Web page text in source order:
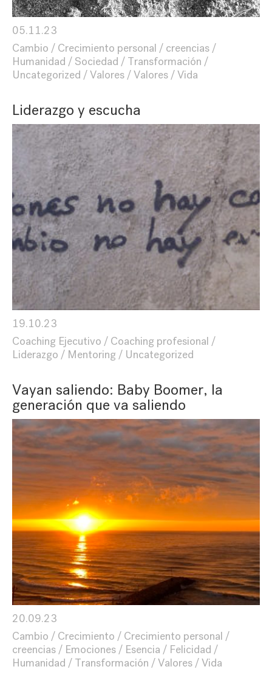
05.11.23
Cambio
Crecimiento personal
creencias
Humanidad
Sociedad
Transformación
Uncategorized
Valores Valores Vida
Liderazgo y escucha
19.10.23
Coaching Ejecutivo
Coaching profesional
Liderazgo
Mentoring Uncategorized
Vayan saliendo: Baby Boomer, la
generación que va saliendo
20.09.23
Cambio
Crecimiento
Crecimiento personal
creencias
Emociones Esencia
Felicidad
Humanidad
Transformación Valores Vida